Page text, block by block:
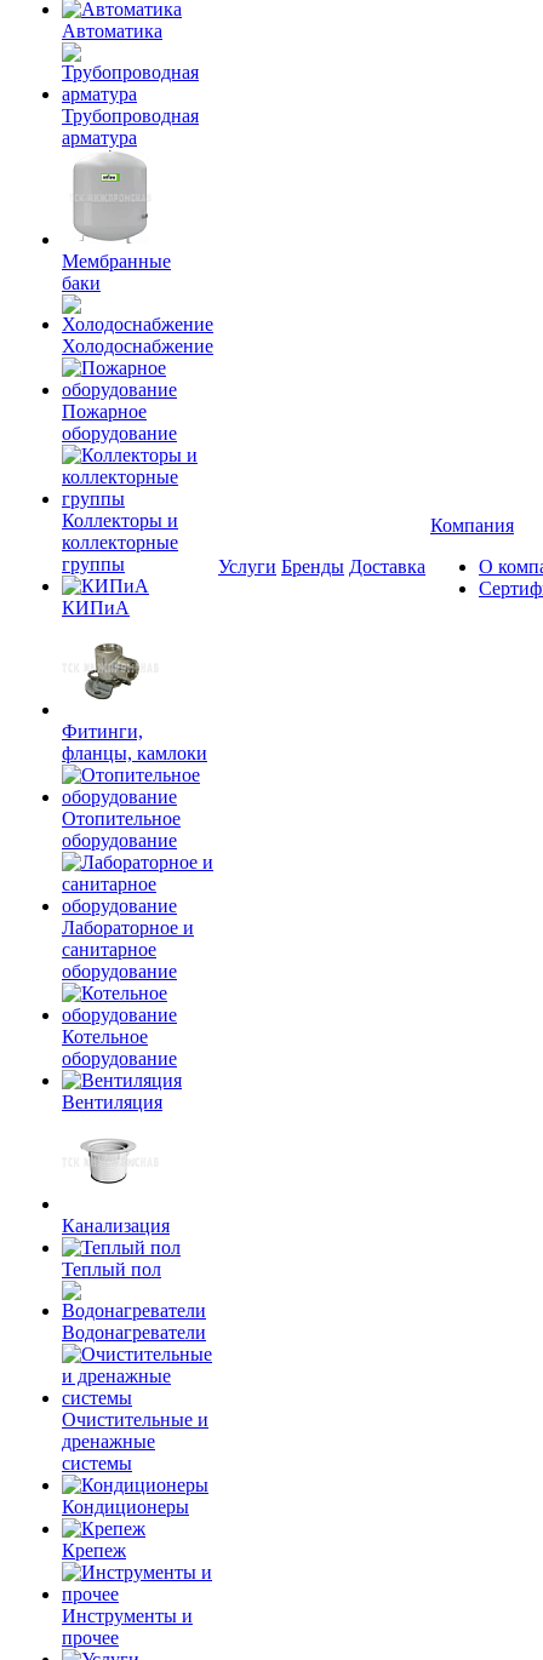
Автоматика
Трубопроводная
арматура
Мембранные
баки
Холодоснабжение
Пожарное
оборудование
Коллекторы и
коллекторные
группы
КИПиА
Фитинги,
фланцы, камлоки
Отопительное
оборудование
Лабораторное и
санитарное
оборудование
Котельное
оборудование
Вентиляция
Канализация
Теплый пол
Водонагреватели
Очистительные и
дренажные
системы
Кондиционеры
Крепеж
Инструменты и
прочее
Услуги Бренды Доставка
Компания
О